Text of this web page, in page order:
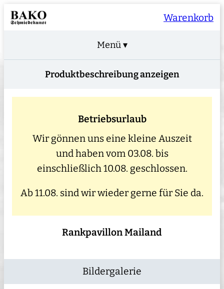
Warenkorb
Menü ▾
Produktbeschreibung anzeigen
Betriebsurlaub
Wir gönnen uns eine kleine Auszeit
und haben vom 03.08. bis
einschließlich 10.08. geschlossen.
Ab 11.08. sind wir wieder gerne für Sie da.
Rankpavillon Mailand
Bildergalerie